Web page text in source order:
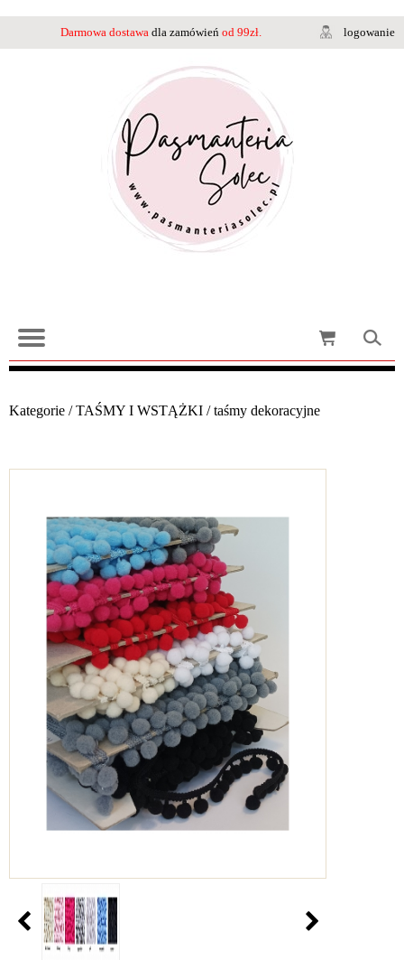
Darmowa dostawa dla zamówień od 99zł. logowanie
Kategorie /TAŚMY I WSTĄŻKI /taśmy dekoracyjne